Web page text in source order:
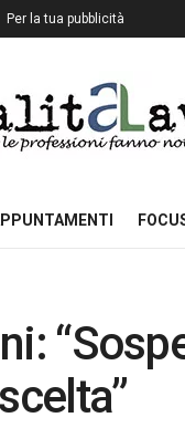
Per la tua pubblicità